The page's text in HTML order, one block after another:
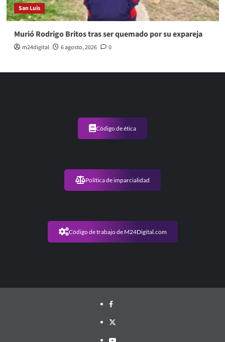
San Luis
Murió Rodrigo Britos tras ser quemado por su expareja
m24digital 6 agosto, 2026 0
Código de ética
Política de imparcialidad
Código de trabajo de M24Digital.com